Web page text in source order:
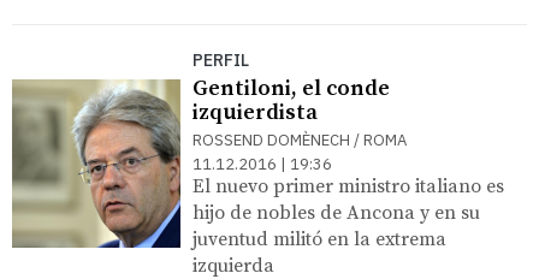
PERFIL
Gentiloni, el conde
izquierdista
ROSSEND DOMÈNECH / ROMA
11.12.2016 | 19:36
El nuevo primer ministro italiano es
hijo de nobles de Ancona y en su
juventud militó en la extrema
izquierda